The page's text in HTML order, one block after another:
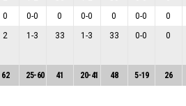
0 0-0 0 0-0 0 0-0 0
2 1-3 33 1-3 33 0-0 0
62 25-60 41 20-41 48 5-19 26